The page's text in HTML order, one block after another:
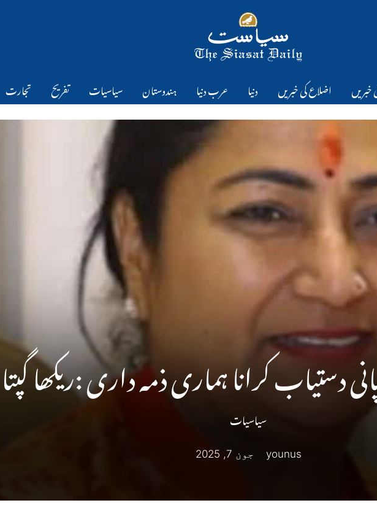
خبریں اضلاع کی خبریں دنیا عرب دنیا ہندوستان سیاسیات تفریح تجارت
دستیاب کرانا ہماری ذمہ داری :ریکھا گپتا
سیاسیات
younus جون 7, 2025